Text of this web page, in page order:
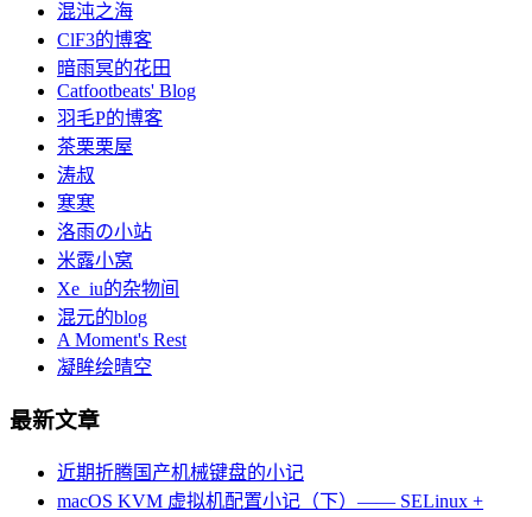
混沌之海
ClF3的博客
暗雨冥的花田
Catfootbeats' Blog
羽毛P的博客
茶栗栗屋
涛叔
寒寒
洛雨の小站
米露小窝
Xe_iu的杂物间
混元的blog
A Moment's Rest
凝眸绘晴空
最新文章
近期折腾国产机械键盘的小记
macOS KVM 虚拟机配置小记（下）—— SELinux +